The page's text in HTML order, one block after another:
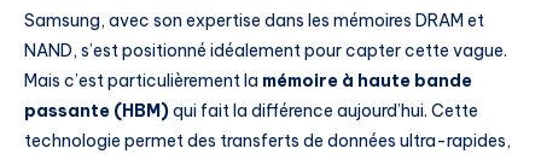
Samsung, avec son expertise dans les mémoires DRAM et
NAND, s’est positionné idéalement pour capter cette vague.
Mais c’est particulièrement la mémoire à haute bande
passante (HBM)qui fait la différence aujourd’hui. Cette
technologie permet des transferts de données ultra-rapides,